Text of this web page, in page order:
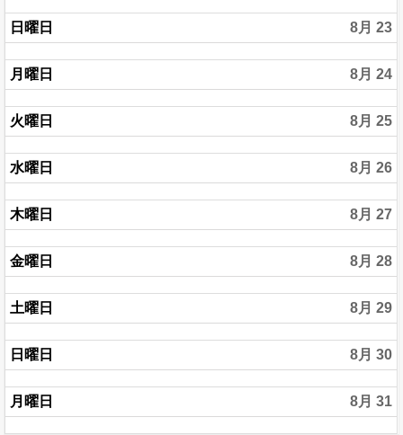
日曜日 8月 23
月曜日 8月 24
火曜日 8月 25
水曜日 8月 26
木曜日 8月 27
金曜日 8月 28
土曜日 8月 29
日曜日 8月 30
月曜日 8月 31